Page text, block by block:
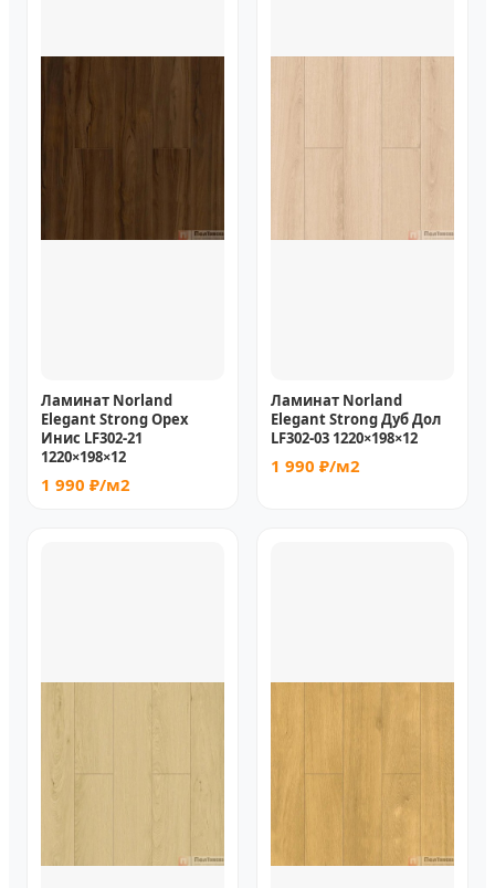
Ламинат Norland
Elegant Strong Орех
Инис LF302-21
1220×198×12
1 990 ₽/м2
Ламинат Norland
Elegant Strong Дуб Дол
LF302-03 1220×198×12
1 990 ₽/м2